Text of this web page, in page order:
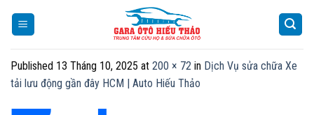
Published 13 Tháng 10, 2025 at 200 × 72 in Dịch Vụ sửa chữa Xe
tải lưu động gần đây HCM | Auto Hiếu Thảo